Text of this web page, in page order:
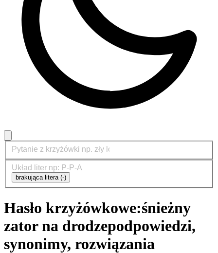
brakująca litera (-)
Hasło krzyżówkowe:śnieżny
zator na drodzepodpowiedzi,
synonimy, rozwiązania